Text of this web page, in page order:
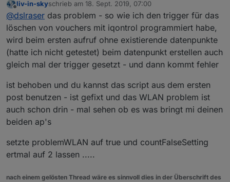
ganzes-script-mit problemWLAN.txt
das schmeisst beim ersten Start einen Fehler und
bleibt dann stehen
wahrscheinlich weil die Liste noch gar nicht da ist
Offline
liv-in-skyschrieb am 18. Sept. 2019, 07:00
zuletzt editiert von
@dslraser das problem - so wie ich den trigger für das
löschen von vouchers mit iqontrol programmiert habe,
wird beim ersten aufruf ohne existierende datenpunkte
(hatte ich nicht getestet) beim datenpunkt erstellen auch
gleich mal der trigger gesetzt - und dann kommt fehler
ist behoben und du kannst das script aus dem ersten
post benutzen - ist gefixt und das WLAN problem ist
auch schon drin - mal sehen ob es was bringt mi deinen
beiden ap's
setzte problemWLAN auf true und countFalseSetting
ertmal auf 2 lassen .....
nach einem gelösten Thread wäre es sinnvoll dies in der Überschrift des